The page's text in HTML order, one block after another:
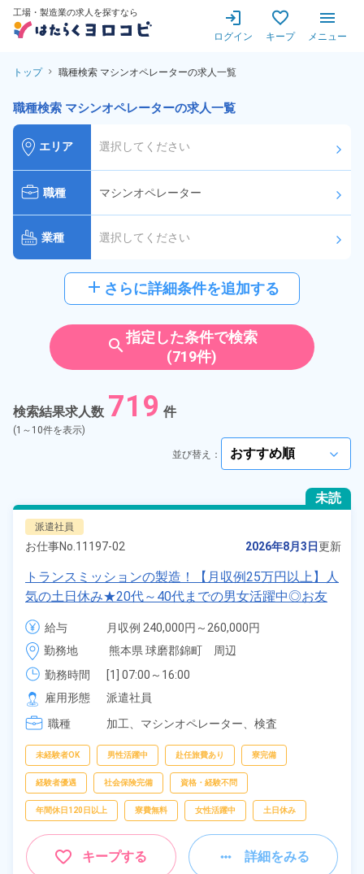
工場・製造業の求人を探すなら
ログイン キープ メニュー
トップ 職種検索 マシンオペレーターの求人一覧
職種検索 マシンオペレーターの求人一覧
エリア 選択してください arrow_forward_ios
職種 マシンオペレーター arrow_forward_ios
業種 選択してください arrow_forward_ios
選択してください
雇用形態 派遣社員
紹介予定派遣
契約社員
アルバイト・パート
正社員 ※無期雇用派遣
期間従業員
こだわり 選択してください
タグ 選択してください
ド
お仕事
出典：「位置参照情報」(国土交通省）の加工情報・「HeartRails
Geo API」(HeartRails Inc.)
add さらに詳細条件を追加する
search指定した条件で検索
(719件)
検索結果求人数 719 件
(1～10件を表示)
並び替え： arrow_forward_ios
未読
派遣社員
お仕事No. 11197-02 2026年8月3日更新
トランスミッションの製造！【月収例25万円以上】人
気の土日休み★20代～40代までの男女活躍中◎お友
達やカップルとの応募OK！赴任旅費会社負担★自社
正社員登用制度あり◎日払い制度あり！《熊本県球磨
郡錦町》
給与
月収例 240,000円～260,000円
時給 1,300円～1,300円
勤務地
熊本県 球磨郡錦町　周辺
勤務時間
[1] 07:00～16:00
[2] 16:00～01:00
[3] 17:00～02:00
[4] 18:00～03:00
[6] 23:00～08:00
[7] 08:00～17:00
雇用形態
派遣社員
職種
加工、 マシンオペレーター、 検査
未経験者OK 男性活躍中 赴任旅費あり 寮完備
経験者優遇 社会保険完備 資格・経験不問
年間休日120日以上 寮費無料 女性活躍中 土日休み
キープする 詳細をみる